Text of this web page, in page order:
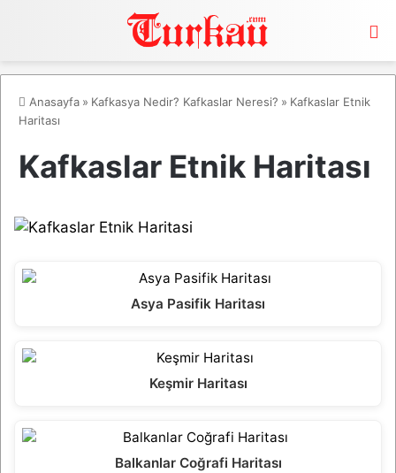
Anasayfa » Kafkasya Nedir? Kafkaslar Neresi? » Kafkaslar Etnik
Haritası
Kafkaslar Etnik Haritası
Asya Pasifik Haritası
Keşmir Haritası
Balkanlar Coğrafi Haritası